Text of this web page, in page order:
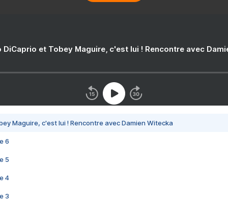
DiCaprio et Tobey Maguire, c'est lui ! Rencontre avec
Maguire, c'est lui ! Rencontre avec Damien Witecka
6
5
4
3